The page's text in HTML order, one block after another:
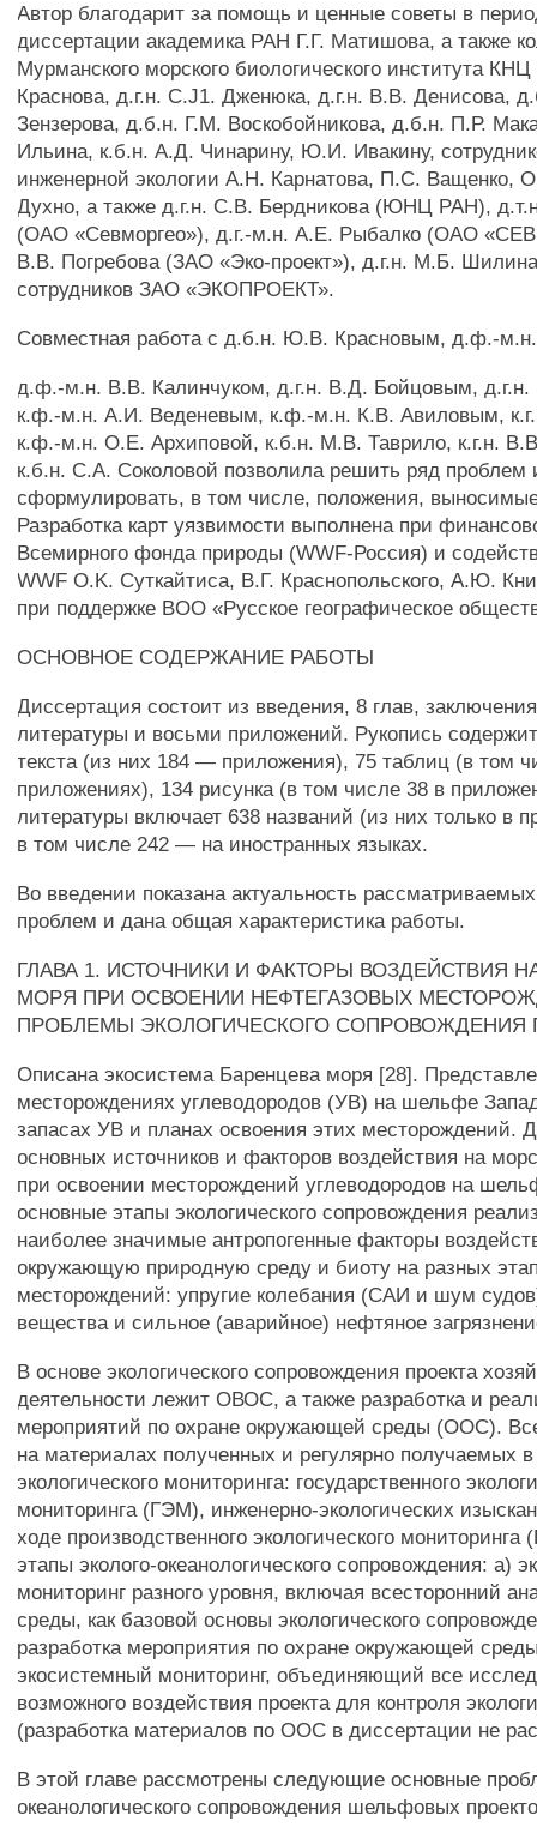
Автор благодарит за помощь и ценные советы в
диссертации академика РАН Г.Г. Матишова, а также
Мурманского морского биологического института
Краснова, д.г.н. C.J1. Дженюка, д.г.н. В.В. Денисова,
Зензерова, д.б.н. Г.М. Воскобойникова, д.б.н. П.Р.
Ильина, к.б.н. А.Д. Чинарину, Ю.И. Ивакину,
инженерной экологии А.Н. Карнатова, П.С. Ващенко,
Духно, а также д.г.н. C.B. Бердникова (ЮНЦ РАН),
(ОАО «Севморгео»), д.г.-м.н. А.Е. Рыбалко (ОАО
В.В. Погребова (ЗАО «Эко-проект»), д.г.н. М.Б.
сотрудников ЗАО «ЭКОПРОЕКТ».
Совместная работа с д.б.н. Ю.В. Красновым, д.ф.-
д.ф.-м.н. В.В. Калинчуком, д.г.н. В.Д. Бойцовым,
к.ф.-м.н. А.И. Веденевым, к.ф.-м.н. К.В. Авиловым,
к.ф.-м.н. O.E. Архиповой, к.б.н. М.В. Таврило, к.г.н.
к.б.н. С.А. Соколовой позволила решить ряд проблем
сформулировать, в том числе, положения,
Разработка карт уязвимости выполнена при
Всемирного фонда природы (WWF-Россия) и
WWF O.K. Суткайтиса, В.Г. Краснопольского, А.Ю.
при поддержке BOO «Русское географическое
ОСНОВНОЕ СОДЕРЖАНИЕ РАБОТЫ
Диссертация состоит из введения, 8 глав,
литературы и восьми приложений. Рукопись
текста (из них 184 — приложения), 75 таблиц (в том
приложениях), 134 рисунка (в том числе 38 в
литературы включает 638 названий (из них только в
в том числе 242 — на иностранных языках.
Во введении показана актуальность
проблем и дана общая характеристика работы.
ГЛАВА 1. ИСТОЧНИКИ И ФАКТОРЫ ВОЗДЕЙСТВИЯ
МОРЯ ПРИ ОСВОЕНИИ НЕФТЕГАЗОВЫХ
ПРОБЛЕМЫ ЭКОЛОГИЧЕСКОГО СОПРОВОЖДЕНИЯ
Описана экосистема Баренцева моря [28].
месторождениях углеводородов (УВ) на шельфе
запасах УВ и планах освоения этих месторождений.
основных источников и факторов воздействия на
при освоении месторождений углеводородов на
основные этапы экологического сопровождения
наиболее значимые антропогенные факторы
окружающую природную среду и биоту на разных
месторождений: упругие колебания (САИ и шум
вещества и сильное (аварийное) нефтяное
В основе экологического сопровождения проекта
деятельности лежит ОВОС, а также разработка и
мероприятий по охране окружающей среды (ООС).
на материалах полученных и регулярно получаемых
экологического мониторинга: государственного
мониторинга (ГЭМ), инженерно-экологических
ходе производственного экологического
этапы эколого-океанологического сопровождения: а)
мониторинг разного уровня, включая всесторонний
среды, как базовой основы экологического
разработка мероприятия по охране окружающей
экосистемный мониторинг, объединяющий все
возможного воздействия проекта для контроля
(разработка материалов по ООС в диссертации не
В этой главе рассмотрены следующие основные
океанологического сопровождения шельфовых